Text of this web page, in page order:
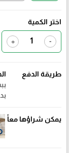
اختر الكمية
-
+
طريقة الدفع
يمكن شراؤها معاً